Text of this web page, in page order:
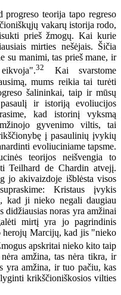
teorija tapo regreso
vakarų istorija rodo,
prieš žmogų. Kai kurie
mirties nešėjais. Šičia
su manimi, tas prieš mane, ir
32
Kai svarstome
mums reikia tai turėti
šalininkai, taip ir mūsų
ir istoriją evoliucijos
kad istorinį vyksmą
gyvenimo viltis, tai
į pasaulinių įvykių
evoliuciniame tapsme.
teorijos neišvengia to
Teilhard de Chardin atvejį.
jo akivaizdoje išblėsta visos
Kristaus įvykis
kad ji nieko negali daugiau
didžiausias noras yra amžinai
mirtį yra jo pagrindinis
herojų Marcijų, kad jis "nieko
apskritai nieko kito taip
amžina, tas nėra tikra, ir
yra amžina, ir tuo pačiu, kas
krikščioniškosios vilties